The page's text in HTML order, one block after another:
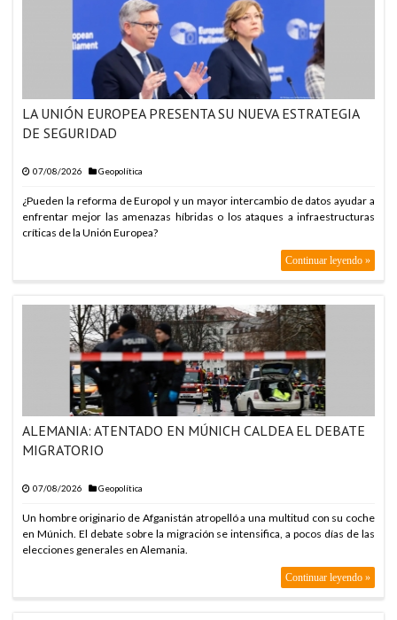
LA UNIÓN EUROPEA PRESENTA SU NUEVA ESTRATEGIA
DE SEGURIDAD
07/08/2026 Geopolítica
¿Pueden la reforma de Europol y un mayor intercambio de datos ayudar a
enfrentar mejor las amenazas híbridas o los ataques a infraestructuras
críticas de la Unión Europea?
Continuar leyendo »
ALEMANIA: ATENTADO EN MÚNICH CALDEA EL DEBATE
MIGRATORIO
07/08/2026 Geopolítica
Un hombre originario de Afganistán atropelló a una multitud con su coche
en Múnich. El debate sobre la migración se intensifica, a pocos días de las
elecciones generales en Alemania.
Continuar leyendo »